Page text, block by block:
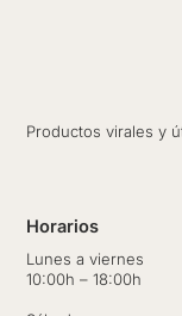
Productos virales y
Horarios
Lunes a viernes
10:00h – 18:00h